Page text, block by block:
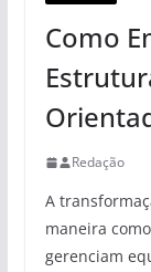
Como
Redação
A
maneira
gerenciam